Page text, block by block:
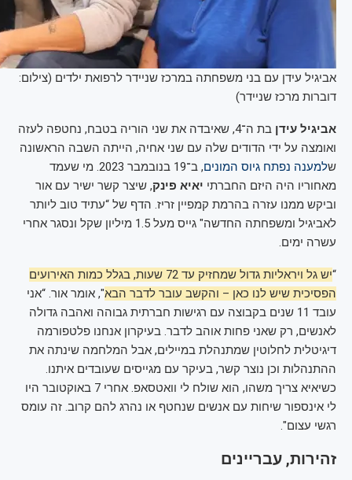
אביגיל עידן עם בני משפחתה במרכז שניידר לרפואת ילדים (צילום:
דוברות מרכז שניידר)
אביגיל עידן
בת ה־4, שאיבדה את שני הוריה בטבח, נחטפה לעזה
ואומצה על ידי הדודים שלה עם שני אחיה, הייתה השבה הראשונה
שלמענה נפתח גיוס המונים
, ב־19 בנובמבר 2023. מי שעמד
מאחוריו היה היזם החברתי יאיא פינק, שיצר קשר ישיר עם אור
וביקש ממנו עזרה בהרמת קמפיין זריז. הדף של “עתיד טוב ליותר
לאביגיל ומשפחתה החדשה" גייס מעל 1.5 מיליון שקל ונסגר אחרי
עשרה ימים.
“
יש גל ויראליות גדול שמחזיק עד 72 שעות, בגלל כמות האירועים
הפסיכית שיש לנו כאן – והקשב עובר לדבר הבא", אומר אור. “אני
עובד 11 שנים בקבוצה עם רגישות חברתית גבוהה ואהבה גדולה
לאנשים, רק שאני פחות אוהב לדבר. בעיקרון אנחנו פלטפורמה
דיגיטלית לחלוטין שמתנהלת במיילים, אבל המלחמה שינתה את
ההתנהלות וכן נוצר קשר, בעיקר עם מגייסים שעובדים איתנו.
כשיאיא צריך משהו, הוא שולח לי וואטסאפ. אחרי 7 באוקטובר היו
לי אינספור שיחות עם אנשים שנחטף או נהרג להם קרוב. זה עומס
רגשי עצום".
זהירות, עבריינים